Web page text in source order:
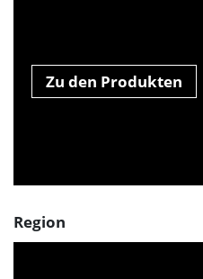
Zu den Produkten
Region